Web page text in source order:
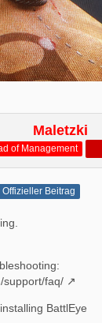
Maletzki
of Management
Offizieller Beitrag
support/faq/
BattlEye